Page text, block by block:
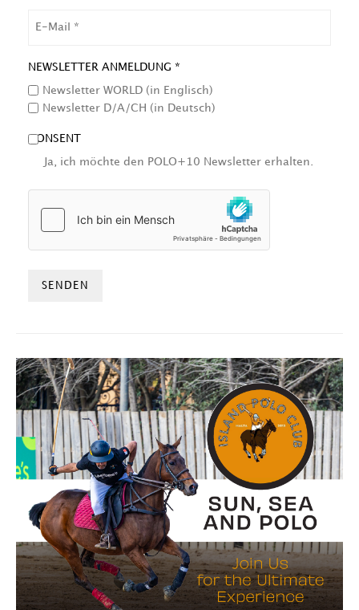
NEWSLETTER ANMELDUNG *
Newsletter WORLD (in Englisch)
Newsletter D/A/CH (in Deutsch)
CONSENT
Ja, ich möchte den POLO+10 Newsletter erhalten.